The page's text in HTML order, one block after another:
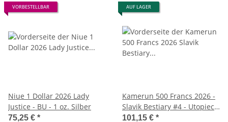
VORBESTELLBAR
Niue 1 Dollar 2026 Lady
Justice - BU - 1 oz. Silber
75,25 € *
AUF LAGER
Kamerun 500 Francs 2026 -
Slavik Bestiary #4 - Utopiec -
1oz Silber
101,15 € *